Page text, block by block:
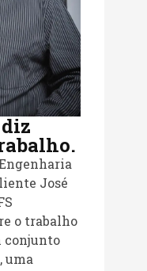
José
o trabalho
conjunto
uma